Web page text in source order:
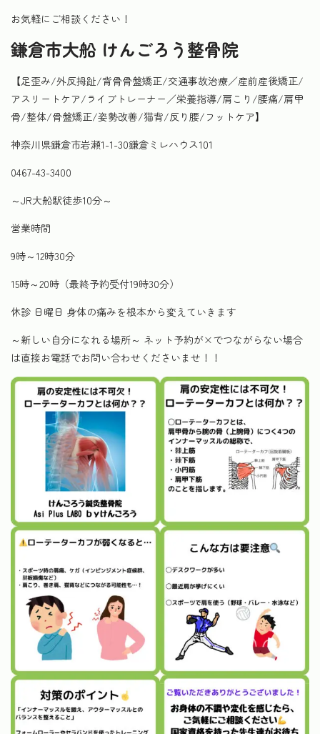
お気軽にご相談ください！
鎌倉市大船 けんごろう整骨院
【足歪み/外反拇趾/背骨骨盤矯正/交通事故治療／産前産後矯正/
アスリートケア/ライブトレーナー／栄養指導/肩こり/腰痛/肩甲
骨/整体/骨盤矯正/姿勢改善/猫背/反り腰/フットケア】
神奈川県鎌倉市岩瀬1-1-30鎌倉ミレハウス101
0467-43-3400
～JR大船駅徒歩10分～
営業時間
9時～12時30分
15時～20時（最終予約受付19時30分）
休診 日曜日 身体の痛みを根本から変えていきます
～新しい自分になれる場所～ ネット予約が×でつながらない場合
は直接お電話でお問い合わせくださいませ！！